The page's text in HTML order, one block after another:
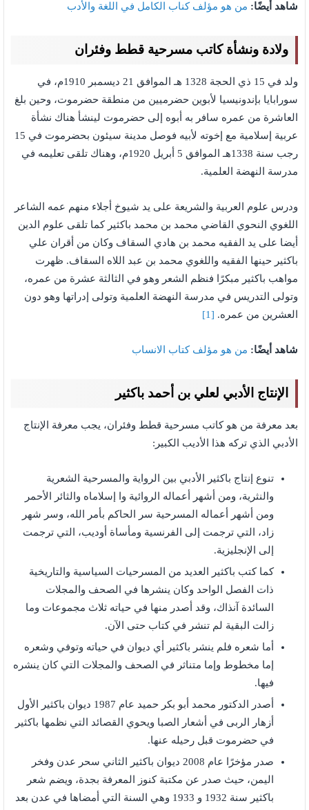
شاهد أيضًا: من هو مؤلف كناب الكامل في اللغة والأدب
ولادة ونشأة كاتب مسرحية قطط وفئران
ولد في 15 ذي الحجة 1328 هـ الموافق 21 ديسمبر 1910م، في
سورابايا بإندونيسيا لأبوين حضرميين من منطقة حضرموت، وحين بلغ
العاشرة من عمره سافر به أبوه إلى حضرموت لينشأ هناك نشأة
عربية إسلامية مع إخوته لأبيه فوصل مدينة سيئون بحضرموت في 15
رجب سنة 1338هـ الموافق 5 أبريل 1920م، وهناك تلقى تعليمه في
مدرسة النهضة العلمية.
ودرس علوم العربية والشريعة على يد شيوخ أجلاء منهم عمه الشاعر
اللغوي النحوي القاضي محمد بن محمد باكثير كما تلقى علوم الدين
أيضا على يد الفقيه محمد بن هادي السقاف وكان من أقران علي
باكثير حينها الفقيه واللغوي محمد بن عبد اللاه السقاف. ظهرت
مواهب باكثير مبكرًا فنظم الشعر وهو في الثالثة عشرة من عمره،
وتولى التدريس في مدرسة النهضة العلمية وتولى إدراتها وهو دون
العشرين من عمره. [1]
شاهد أيضًا: من هو مؤلف كتاب الانساب
الإنتاج الأدبي لعلي بن أحمد باكثير
بعد معرفة من هو كاتب مسرحية قطط وفئران، يجب معرفة الإنتاج
الأدبي الذي تركه هذا الأديب الكبير:
تنوع إنتاج باكثير الأدبي بين الرواية والمسرحية الشعرية
والنثرية، ومن أشهر أعماله الروائية وا إسلاماه والثائر الأحمر
ومن أشهر أعماله المسرحية سر الحاكم بأمر الله، وسر شهر
زاد، التي ترجمت إلى الفرنسية ومأساة أوديب، التي ترجمت
إلى الإنجليزية.
كما كتب باكثير العديد من المسرحيات السياسية والتاريخية
ذات الفصل الواحد وكان ينشرها في الصحف والمجلات
السائدة آنذاك، وقد أصدر منها في حياته ثلاث مجموعات وما
زالت البقية لم تنشر في كتاب حتى الآن.
أما شعره فلم ينشر باكثير أي ديوان في حياته وتوفي وشعره
إما مخطوط وإما متناثر في الصحف والمجلات التي كان ينشره
فيها.
أصدر الدكتور محمد أبو بكر حميد عام 1987 ديوان باكثير الأول
أزهار الربى في أشعار الصبا ويحوي القصائد التي نظمها باكثير
في حضرموت قبل رحيله عنها.
صدر مؤخرًا عام 2008 ديوان باكثير الثاني سحر عدن وفخر
اليمن، حيث صدر عن مكتبة كنوز المعرفة بجدة، ويضم شعر
باكثير سنة 1932 و 1933 وهي السنة التي أمضاها في عدن بعد